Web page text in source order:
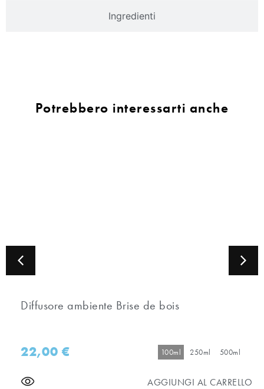
Ingredienti
Potrebbero interessarti anche
Diffusore ambiente Brise de bois
22,00€ 100ml 250ml 500ml
AGGIUNGI AL CARRELLO